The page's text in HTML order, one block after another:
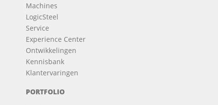
Machines
LogicSteel
Service
Experience Center
Ontwikkelingen
Kennisbank
Klantervaringen
PORTFOLIO